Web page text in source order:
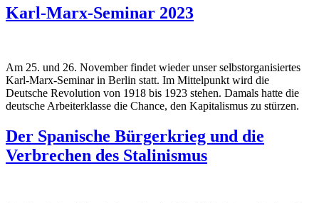
Karl-Marx-Seminar 2023
Am 25. und 26. November findet wieder unser selbstorganisiertes
Karl-Marx-Seminar in Berlin statt. Im Mittelpunkt wird die
Deutsche Revolution von 1918 bis 1923 stehen. Damals hatte die
deutsche Arbeiterklasse die Chance, den Kapitalismus zu stürzen.
Der Spanische Bürgerkrieg und die
Verbrechen des Stalinismus